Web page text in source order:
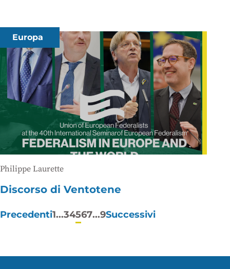
Europa
Philippe Laurette
Discorso di Ventotene
Paginazione
Precedenti1...34567...9Successivi